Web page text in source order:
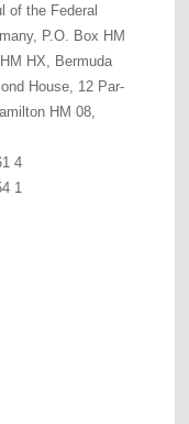
of the Federal
P.O. Box HM
HX, Bermuda
House, 12 Par-
HM 08,
4
1